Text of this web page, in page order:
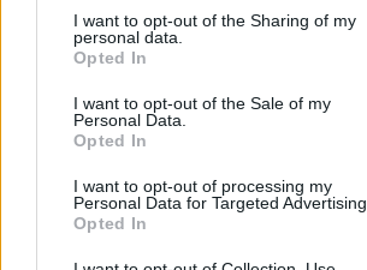
I want to opt-out of the Sharing of my
personal data.
Opted In
I want to opt-out of the Sale of my
Personal Data.
Opted In
I want to opt-out of processing my
Personal Data for Targeted Advertising.
Opted In